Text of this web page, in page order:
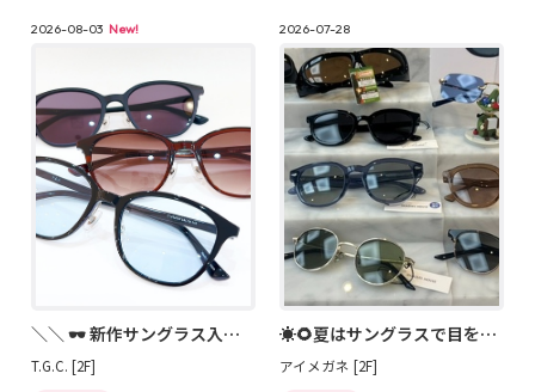
2026-08-03 New!
＼＼ 🕶 新作サングラス入荷しました！！ 🕶／／
T.G.C. [2F]
2026-07-28
☀️🌻夏はサングラスで目を守ろう🏖😎
アイメガネ [2F]